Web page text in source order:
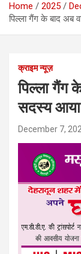
Home 2025
पिल्ला गैंग के बाद अब
क्राइम न्यूज़
पिल्ला गैंग
सदस्य
December 7,